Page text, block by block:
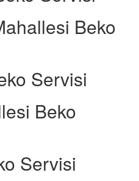
Beko
Servisi
Beko
Servisi